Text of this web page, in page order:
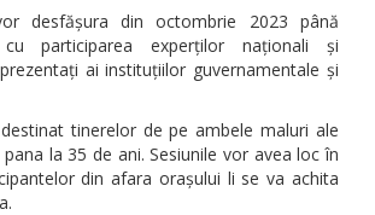
desfășura din octombrie 2023 până
participarea experților naționali și
ai instituțiilor guvernamentale și
tinerelor de pe ambele maluri ale
la 35 de ani. Sesiunile vor avea loc în
din afara orașului li se va achita